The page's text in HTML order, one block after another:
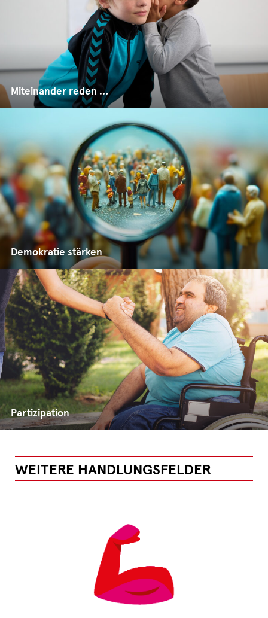
Miteinander reden …
Demokratie stärken
Partizipation
WEITERE HANDLUNGSFELDER